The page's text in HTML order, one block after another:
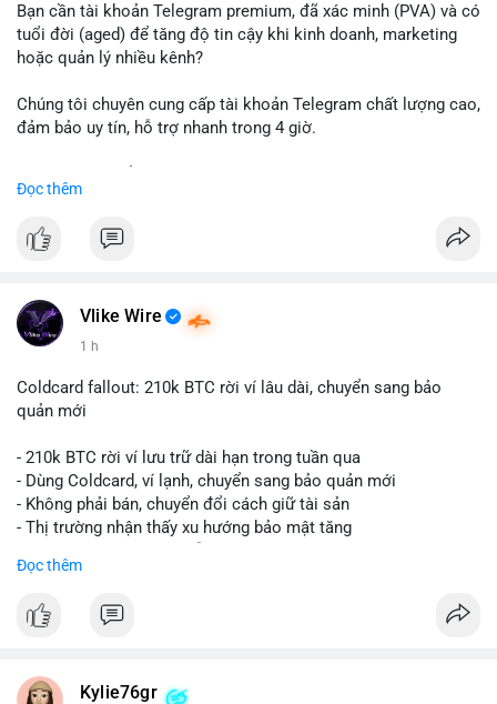
Bạn cần tài khoản Telegram premium, đã xác minh (PVA) và có
tuổi đời (aged) để tăng độ tin cậy khi kinh doanh, marketing
hoặc quản lý nhiều kênh?
Chúng tôi chuyên cung cấp tài khoản Telegram chất lượng cao,
đảm bảo uy tín, hỗ trợ nhanh trong 4 giờ.
📞 WhatsApp: +1 660 215-8938
📧 Email: localpvashop@gmail.com
premium, PVA, aged với giá tốt nhất!
Đọc thêm
Vlike Wire
1 h
Coldcard fallout: 210k BTC rời ví lâu dài, chuyển sang bảo
quản mới
- 210k BTC rời ví lưu trữ dài hạn trong tuần qua
- Dùng Coldcard, ví lạnh, chuyển sang bảo quản mới
- Không phải bán, chuyển đổi cách giữ tài sản
- Thị trường nhận thấy xu hướng bảo mật tăng
#vlikevn #titanbot
Đọc thêm
Kylie76gr